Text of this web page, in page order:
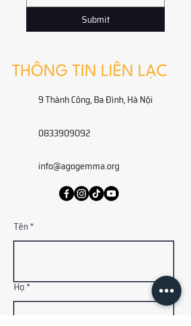
Submit
THÔNG TIN LIÊN LẠC
9 Thành Công, Ba Đình, Hà Nội
0833909092
info@agogemma.org
Tên
Họ